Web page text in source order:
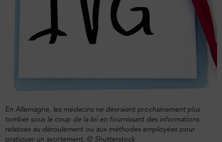
En Allemagne, les médecins ne devraient prochainement plus
tomber sous le coup de la loi en fournissant des informations
relatives au déroulement ou aux méthodes employées pour
pratiquer un avortement. © Shutterstock